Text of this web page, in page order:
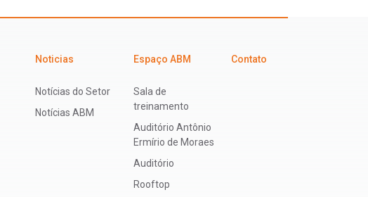
Noticias
Notícias do Setor
Notícias ABM
Espaço ABM
Sala de
treinamento
Auditório Antônio
Ermírio de Moraes
Auditório
Rooftop
Contato